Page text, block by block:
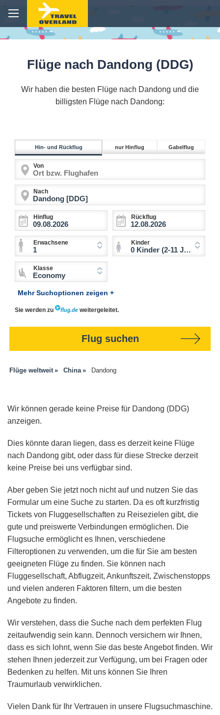
Flüge nach Dandong (DDG)
Wir haben die besten Flüge nach Dandong und die
billigsten Flüge nach Dandong:
Hin- und Rückflug nur Hinflug Gabelflug
Von
Nach
Hinflug Rückflug
Erwachsene
1
Kinder
0 Kinder (2-11 Jahre)
Klasse
Economy
Mehr Suchoptionen zeigen +
Sie werden zu weitergeleitet.
Flug suchen
Flüge weltweit China Dandong
Wir können gerade keine Preise für Dandong (DDG)
anzeigen.
Dies könnte daran liegen, dass es derzeit keine Flüge
nach Dandong gibt, oder dass für diese Strecke derzeit
keine Preise bei uns verfügbar sind.
Aber geben Sie jetzt noch nicht auf und nutzen Sie das
Formular um eine Suche zu starten. Da es oft kurzfristig
Tickets von Fluggesellschaften zu Reisezielen gibt, die
gute und preiswerte Verbindungen ermöglichen. Die
Flugsuche ermöglicht es Ihnen, verschiedene
Filteroptionen zu verwenden, um die für Sie am besten
geeigneten Flüge zu finden. Sie können nach
Fluggesellschaft, Abflugzeit, Ankunftszeit, Zwischenstopps
und vielen anderen Faktoren filtern, um die besten
Angebote zu finden.
Wir verstehen, dass die Suche nach dem perfekten Flug
zeitaufwendig sein kann. Dennoch versichern wir Ihnen,
dass es sich lohnt, wenn Sie das beste Angebot finden. Wir
stehen Ihnen jederzeit zur Verfügung, um bei Fragen oder
Bedenken zu helfen. Mit uns können Sie Ihren
Traumurlaub verwirklichen.
Vielen Dank für Ihr Vertrauen in unsere Flugsuchmaschine.